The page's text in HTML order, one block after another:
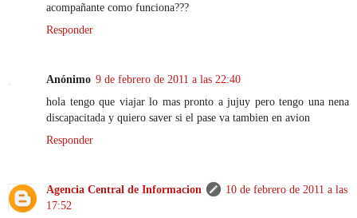
acompañante como funciona???
Responder
Anónimo 9 de febrero de 2011 a las 22:40
hola tengo que viajar lo mas pronto a jujuy pero tengo una nena
discapacitada y quiero saver si el pase va tambien en avion
Responder
Agencia Central de Informacion
10 de febrero de 2011 a las
17:52